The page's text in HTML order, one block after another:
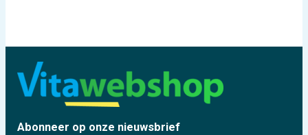
Abonneer op onze nieuwsbrief